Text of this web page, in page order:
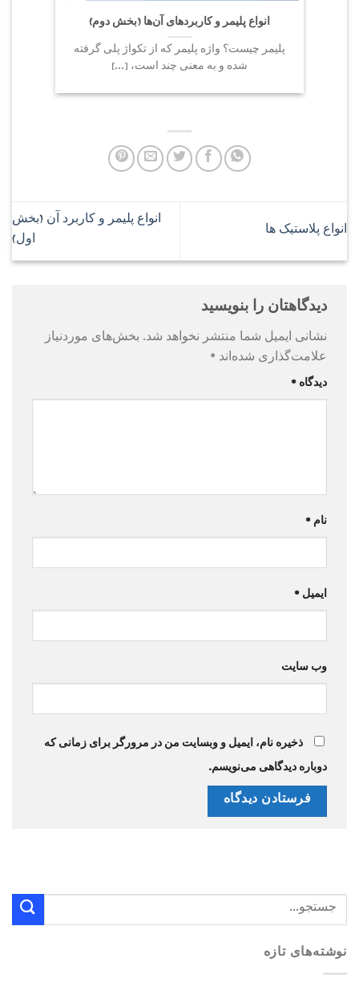
انواع پلیمر و کاربردهای آن‌ها (بخش دوم)
پلیمر چیست؟ واژه پلیمر که از تکواژ پلی گرفته
شده و به معنی چند است، [...]
انواع پلاستیک ها
انواع پلیمر و کاربرد آن (بخش
اول)
دیدگاهتان را بنویسید
نشانی ایمیل شما منتشر نخواهد شد. بخش‌های موردنیاز
علامت‌گذاری شده‌اند *
دیدگاه*
نام*
ایمیل*
وب‌ سایت
ذخیره نام، ایمیل و وبسایت من در مرورگر برای زمانی که
دوباره دیدگاهی می‌نویسم.
نوشته‌های تازه